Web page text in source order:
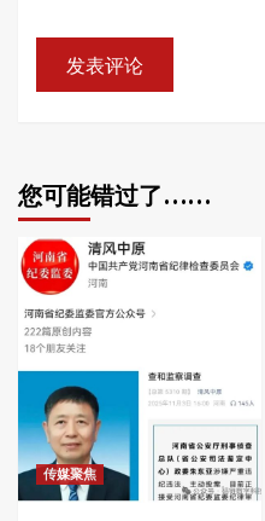
您可能错过了……
传媒聚焦